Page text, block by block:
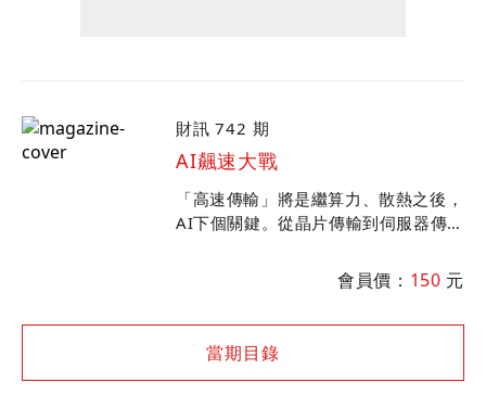
財訊 742 期
AI飆速大戰
「高速傳輸」將是繼算力、散熱之後，
AI下個關鍵。從晶片傳輸到伺服器傳
勁，牽動台廠供應鏈前景，哪些台廠最
有機會搭上AI升級列車?
會員價： 150 元
當期目錄